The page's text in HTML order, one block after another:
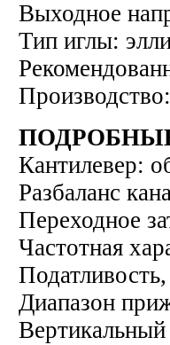
Выходное
Тип иглы:
Кантилевер:
Разбаланс
Переходное
Частотная
Диапазон
Вертикальный